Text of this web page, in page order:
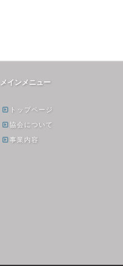
村上千恵（ケニア在
2011-01-05
メインメニュー
トップページ
協会について
事業内容